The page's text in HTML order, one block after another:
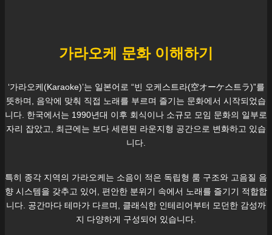
가라오케 문화 이해하기
‘가라오케(Karaoke)’는 일본어로 “빈 오케스트라(空オーケ스트ラ)”를
뜻하며, 음악에 맞춰 직접 노래를 부르며 즐기는 문화에서 시작되었습
니다. 한국에서는 1990년대 이후 회식이나 소규모 모임 문화의 일부로
자리 잡았고, 최근에는 보다 세련된 라운지형 공간으로 변화하고 있습
니다.
특히 종각 지역의 가라오케는 소음이 적은 독립형 룸 구조와 고음질 음
향 시스템을 갖추고 있어, 편안한 분위기 속에서 노래를 즐기기 적합합
니다. 공간마다 테마가 다르며, 클래식한 인테리어부터 모던한 감성까
지 다양하게 구성되어 있습니다.